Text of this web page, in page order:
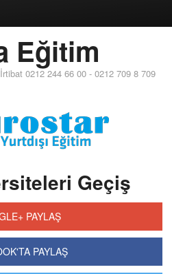
Eğitim
0212 244 66 00 - 0212 709 8 709
Geçiş
PAYLAŞ
PAYLAŞ